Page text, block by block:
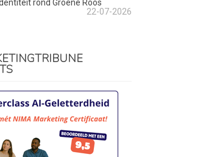
rond Groene Roos
22-07-2026